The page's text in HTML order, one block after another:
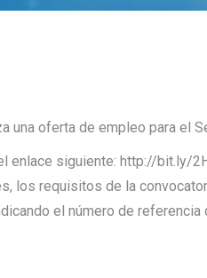
una oferta de empleo para el
siguiente: http://bit.ly/
los requisitos de la
el número de referencia